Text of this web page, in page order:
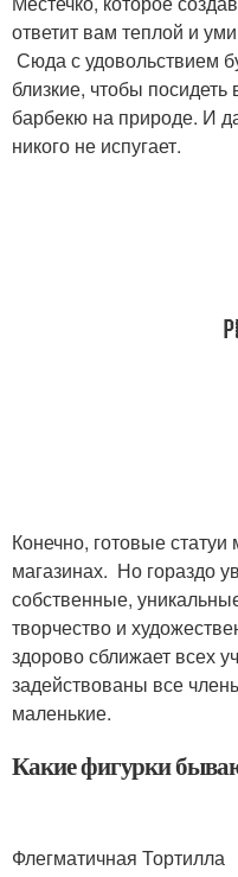
ответит вам теплой и
Сюда с удовольствием
близкие, чтобы посидеть
барбекю на природе. И
никого не испугает.
Конечно, готовые
магазинах. Но гораздо
собственные,
творчество и
здорово сближает всех
задействованы все
маленькие.
Какие фигурки
Флегматичная Тортилла